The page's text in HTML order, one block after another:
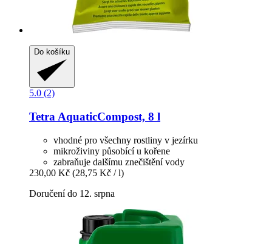
Do košíku
5.0 (2)
Tetra AquaticCompost, 8 l
vhodné pro všechny rostliny v jezírku
mikroživiny působící u kořene
zabraňuje dalšímu znečištění vody
230,00 Kč (28,75 Kč / l)
Doručení do 12. srpna